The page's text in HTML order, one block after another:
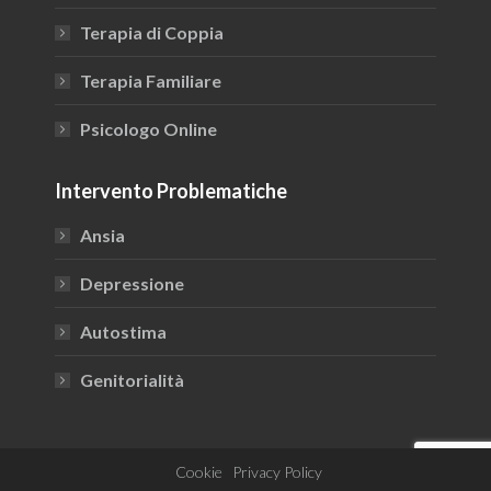
windowwindow
Terapia di Coppia
Terapia Familiare
Psicologo Online
Intervento Problematiche
Ansia
Depressione
Autostima
Genitorialità
Cookie
Privacy Policy